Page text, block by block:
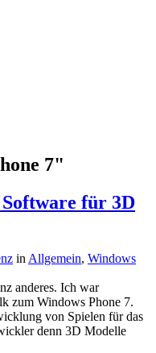
7"
für 3D
in Allgemein, Windows
anderes. Ich war
zum Windows Phone 7.
von Spielen für das
denn 3D Modelle